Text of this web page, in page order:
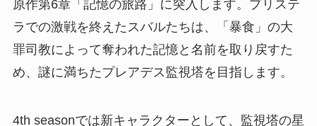
原作第6章「記憶の旅路」に突入します。プリステ
ラでの激戦を終えたスバルたちは、「暴食」の大
罪司教によって奪われた記憶と名前を取り戻すた
め、謎に満ちたプレアデス監視塔を目指します。
4th seasonでは新キャラクターとして、監視塔の星